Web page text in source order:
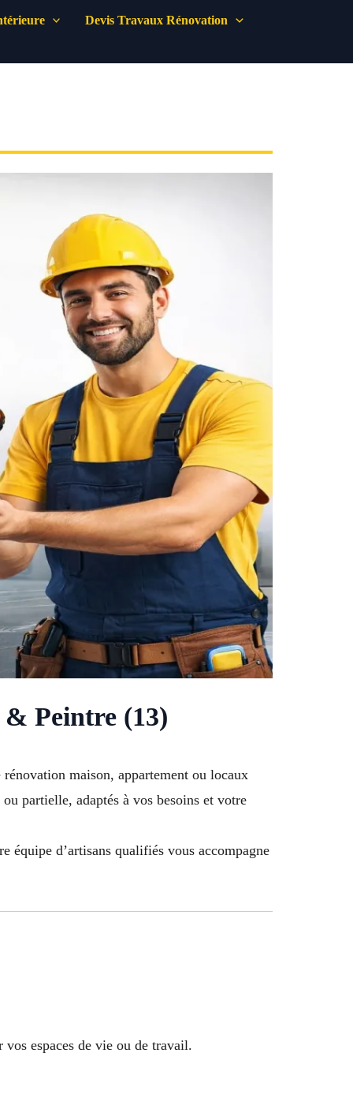
Devis Travaux Rénovation
Peintre (13)
maison, appartement ou locaux
partielle, adaptés à vos besoins et votre
d’artisans qualifiés vous accompagne
espaces de vie ou de travail.